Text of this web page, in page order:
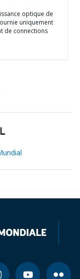
optique de
uniquement
de connections